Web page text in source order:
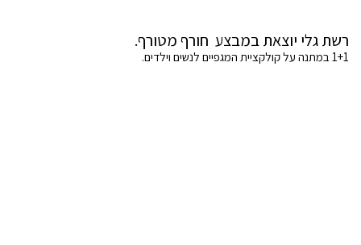
רשת גלי יוצאת במבצע חורף מטורף.
1+1 במתנה על קולקציית המגפיים לנשים וילדים.